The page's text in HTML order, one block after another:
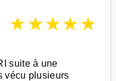
★★★★★
suite à une
vécu plusieurs